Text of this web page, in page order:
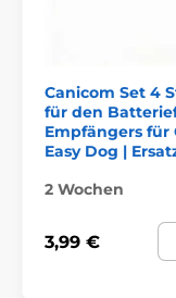
1001 bis 1500
Für 2 Hunde
Canicom Set 4
für den
Empfängers für
Easy Dog |
2 Wochen
3,99 €